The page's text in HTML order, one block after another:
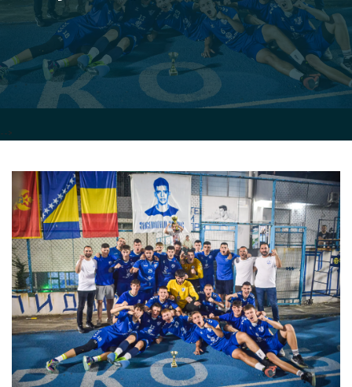
-->